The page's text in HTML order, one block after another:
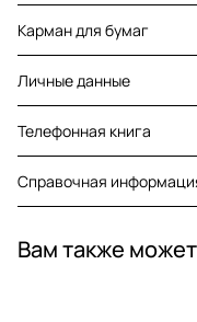
Карман для бумаг
Личные данные
Телефонная книга
Справочная
Вам также